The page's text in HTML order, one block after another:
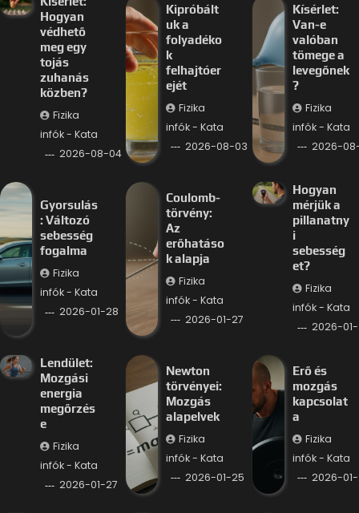
Hogyan
védhető
meg egy
tojás
zuhanás
közben?
Fizika
infók - Kata
2026-08-04
Kipróbált
uk a
folyadéko
k
felhajtóer
ejét
Fizika
infók - Kata
2026-08-03
Kísérlet:
Van-e
valóban
tömege a
levegőnek
?
Fizika
infók - Kata
2026-
Gyorsulás
: Változó
sebesség
fogalma
Fizika
infók - Kata
2026-01-28
Coulomb-
törvény:
Az
erőhatáso
k alapja
Fizika
infók - Kata
2026-01-27
Hogyan
mérjük a
pillanatny
i
sebesség
et?
Fizika
infók - Kata
2026-
Lendület:
Mozgási
energia
megőrzés
e
Fizika
infók - Kata
2026-01-27
Newton
törvényei:
Mozgás
alapelvek
Fizika
infók - Kata
2026-01-25
Erő és
mozgás
kapcsolat
a
Fizika
infók - Kata
2026-